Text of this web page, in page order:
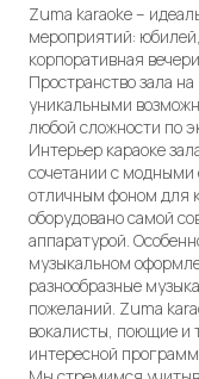
Zuma karaoke –
мероприятий:
корпоративная
Пространство зала
уникальными
любой сложности по
Интерьер караоке
сочетании с
отличным фоном для
оборудовано самой
аппаратурой.
музыкальном
разнообразные
пожеланий. Zuma
вокалисты, поющие
интересной